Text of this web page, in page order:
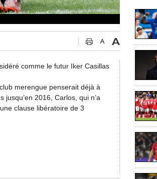
comme le futur Iker Casillas
merengue penserait déjà à
2016, Carlos, qui n’a
clause libératoire de 3